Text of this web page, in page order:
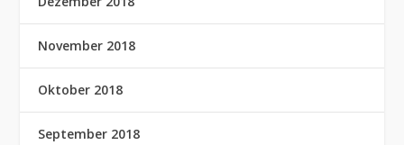
November 2018
Oktober 2018
September 2018